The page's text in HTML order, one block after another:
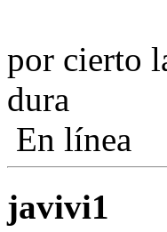
por cierto
dura
En línea
javivi1